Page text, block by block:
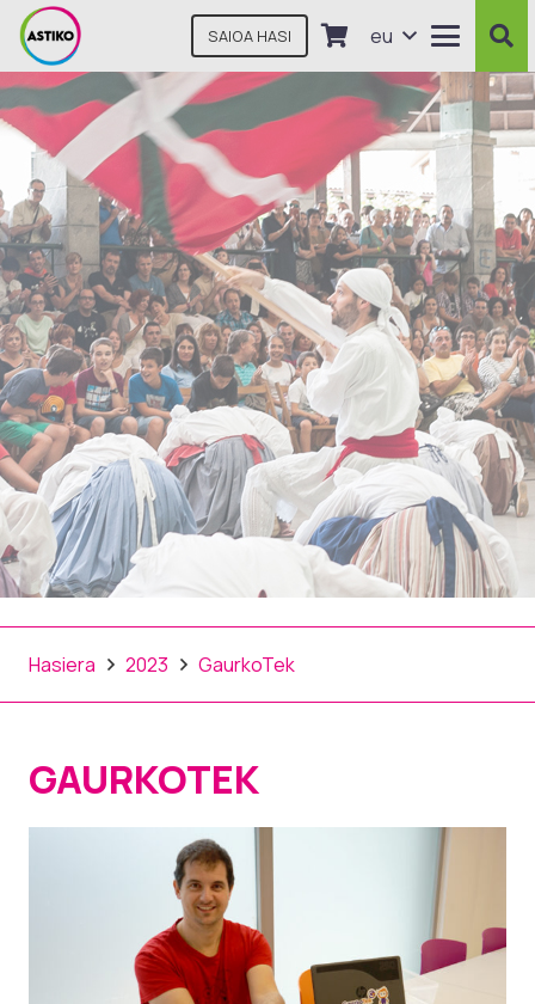
SAIOA HASI eu
Hasiera 2023 GaurkoTek
GAURKOTEK